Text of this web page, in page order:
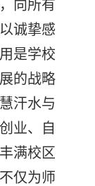
向所有
诚挚感
是学校
的战略
汗水与
业、自
满校区
仅为师